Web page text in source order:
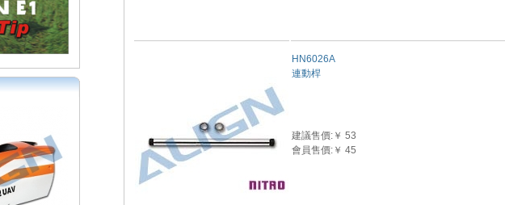
HN6026A
連動桿
建議售價:￥ 53
會員售價:￥ 45